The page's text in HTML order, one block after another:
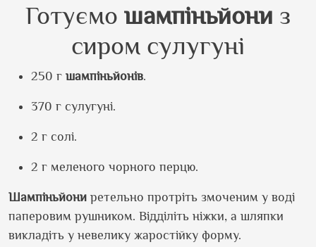
Готуємо шампіньйони з
сиром сулугуні
250 г шампіньйонів.
370 г сулугуні.
2 г солі.
2 г меленого чорного перцю.
Шампіньйони ретельно протріть змоченим у воді
паперовим рушником. Відділіть ніжки, а шляпки
викладіть у невелику жаростійку форму.